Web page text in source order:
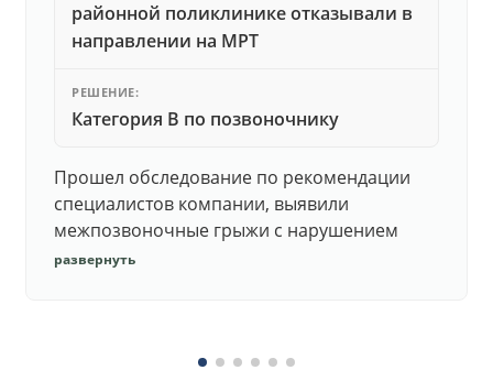
районной поликлинике отказывали в
направлении на МРТ
РЕШЕНИЕ:
Категория В по позвоночнику
Прошел обследование по рекомендации
специалистов компании, выявили
межпозвоночные грыжи с нарушением
функций. Юристы подготовили документы,
развернуть